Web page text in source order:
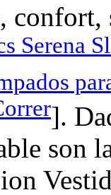
Serena
].
son